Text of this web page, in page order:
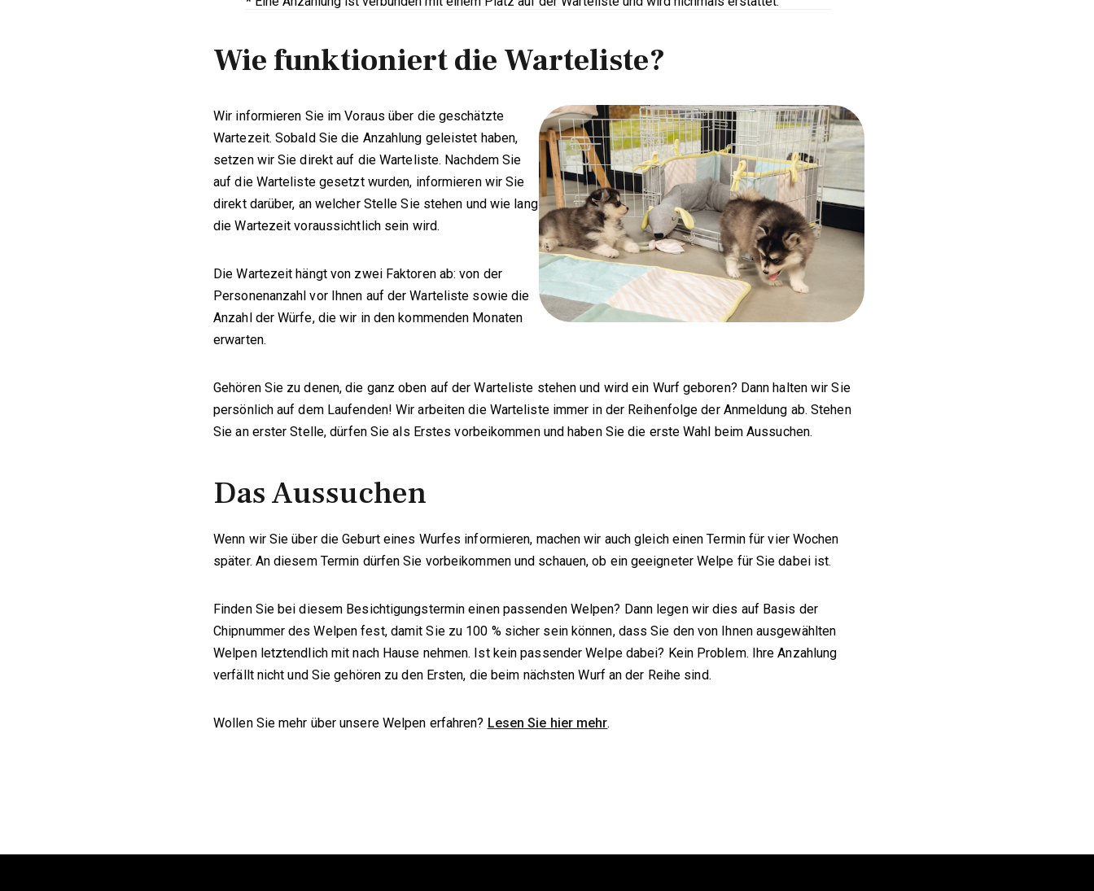
Wie funktioniert die Warteliste?
Wir informieren Sie im Voraus über die geschätzte
Wartezeit. Sobald Sie die Anzahlung geleistet haben,
setzen wir Sie direkt auf die Warteliste. Nachdem Sie
auf die Warteliste gesetzt wurden, informieren wir Sie
direkt darüber, an welcher Stelle Sie stehen und wie lang
die Wartezeit voraussichtlich sein wird.
Die Wartezeit hängt von zwei Faktoren ab: von der
Personenanzahl vor Ihnen auf der Warteliste sowie die
Anzahl der Würfe, die wir in den kommenden Monaten
erwarten.
Gehören Sie zu denen, die ganz oben auf der Warteliste stehen und wird ein Wurf geboren? Dann halten wir Sie
persönlich auf dem Laufenden! Wir arbeiten die Warteliste immer in der Reihenfolge der Anmeldung ab. Stehen
Sie an erster Stelle, dürfen Sie als Erstes vorbeikommen und haben Sie die erste Wahl beim Aussuchen.
Das Aussuchen
Wenn wir Sie über die Geburt eines Wurfes informieren, machen wir auch gleich einen Termin für vier Wochen
später. An diesem Termin dürfen Sie vorbeikommen und schauen, ob ein geeigneter Welpe für Sie dabei ist.
Finden Sie bei diesem Besichtigungstermin einen passenden Welpen? Dann legen wir dies auf Basis der
Chipnummer des Welpen fest, damit Sie zu 100 % sicher sein können, dass Sie den von Ihnen ausgewählten
Welpen letztendlich mit nach Hause nehmen. Ist kein passender Welpe dabei? Kein Problem. Ihre Anzahlung
verfällt nicht und Sie gehören zu den Ersten, die beim nächsten Wurf an der Reihe sind.
Wollen Sie mehr über unsere Welpen erfahren? Lesen Sie hier mehr.